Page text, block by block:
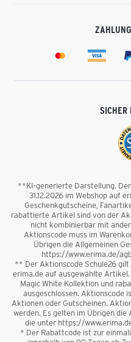
SICHER
**KI-generierte Darstellung.
31.12.2026 im Webshop auf
Geschenkgutscheine,
rabattierte Artikel sind von der
nicht kombinierbar mit
Aktionscode muss im
Übrigen die Allgemeinen
https://www.erima.de/
** Der Aktionscode Schule26 gilt
erima.de auf ausgewählte
Magic White Kollektion und
ausgeschlossen. Aktionscode
Aktionen oder Gutscheinen.
werden. Es gelten im Übrigen die
die unter https://
* Der Rabattcode ist zur